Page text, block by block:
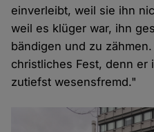
einverleibt, weil sie ihn
weil es klüger war, ihn
bändigen und zu
christliches Fest, denn er
zutiefst wesensfremd."